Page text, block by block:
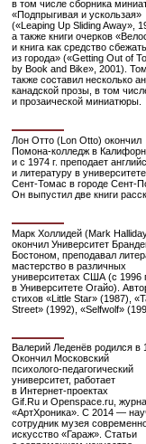
в том числе сборника
«Подпрыгивая и ускользая»
(«Leaping Up Sliding Away»,
а также книги очерков
и книга как средство сбежать
из города» («Getting Out of
by Book and Bike», 2001).
также составил несколько
канадской прозы, в том
и прозаической миниатюры.
Лон Отто (Lon Otto) окончил
Помона-колледжв
и с 1974 г. преподает
и литературу в университете
Сент-Томас в городе Сент-
Он выпустил две книги
Марк Холлидей (Mark
окончил Университет
Бостоном, преподавал
мастерство в различных
университетах США (с 1996
в Университете Огайо).
стихов «Little Star» (1987),
Street» (1992), «Selfwolf»
Валерий Леденёв родился в
Окончил Московский
психолого-педагогический
университет, работает
в Интернет-проектах
Gif.Ru и Openspace.ru,
«АртХроника». С 2014 —
сотрудник музея
искусство «Гараж». Статьи